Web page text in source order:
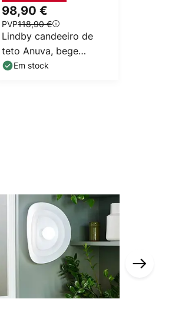
98,90 €
PVP118,90 €
Lindby candeeiro de
teto Anuva, bege
natural, papel, Ø 45 cm
Em stock